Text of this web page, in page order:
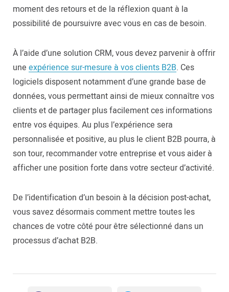
moment des retours et de la réflexion quant à la
possibilité de poursuivre avec vous en cas de besoin.
À l’aide d’une solution CRM, vous devez parvenir à offrir
une expérience sur-mesure à vos clients B2B. Ces
logiciels disposent notamment d’une grande base de
données, vous permettant ainsi de mieux connaître vos
clients et de partager plus facilement ces informations
entre vos équipes. Au plus l’expérience sera
personnalisée et positive, au plus le client B2B pourra, à
son tour, recommander votre entreprise et vous aider à
afficher une position forte dans votre secteur d’activité.
De l’identification d’un besoin à la décision post-achat,
vous savez désormais comment mettre toutes les
chances de votre côté pour être sélectionné dans un
processus d’achat B2B.